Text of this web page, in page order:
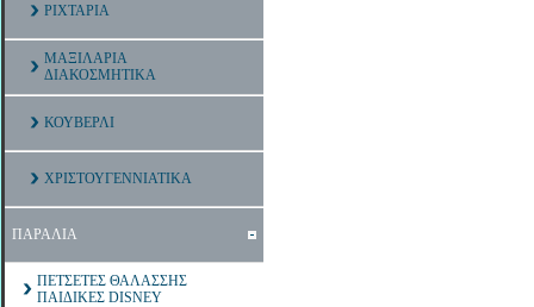
ΡΙΧΤΑΡΙΑ
ΜΑΞΙΛΑΡΙΑ
ΔΙΑΚΟΣΜΗΤΙΚΑ
ΚΟΥΒΕΡΛΙ
ΧΡΙΣΤΟΥΓΕΝΝΙΑΤΙΚΑ
ΠΑΡΑΛΙΑ
ΠΕΤΣΕΤΕΣ ΘΑΛΑΣΣΗΣ
ΠΑΙΔΙΚΕΣ DISNEY